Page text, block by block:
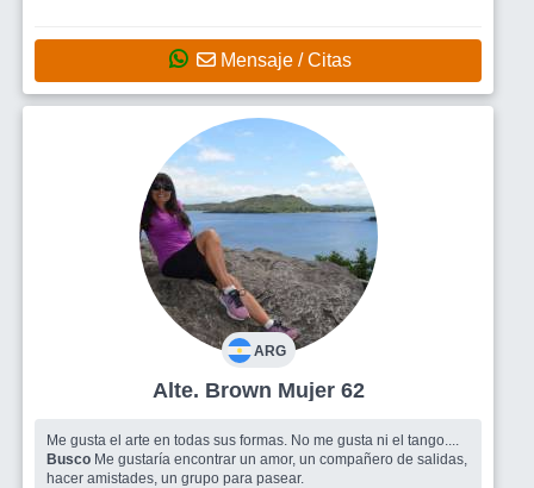
Mensaje / Citas
ARG
Alte. Brown Mujer 62
Me gusta el arte en todas sus formas. No me gusta ni el tango....
Busco Me gustaría encontrar un amor, un compañero de salidas,
hacer amistades, un grupo para pasear.